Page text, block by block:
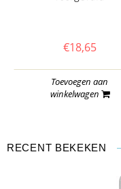
€18,65
Toevoegen aan
winkelwagen
RECENT BEKEKEN